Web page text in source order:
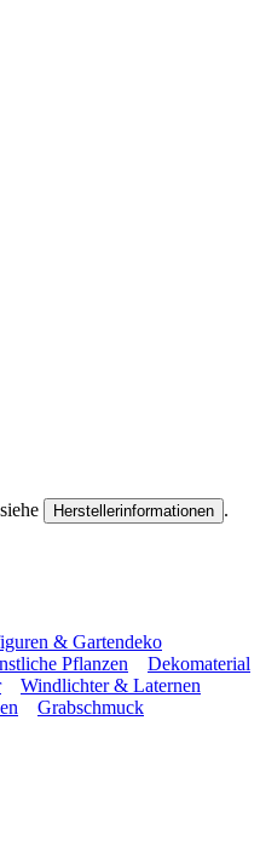
Herstellerinformationen .
& Gartendeko
Pflanzen
Dekomaterial
Windlichter & Laternen
Grabschmuck